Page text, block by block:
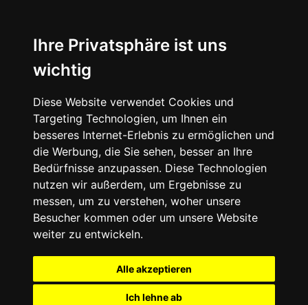
Ihre Privatsphäre ist uns
wichtig
Diese Website verwendet Cookies und
Targeting Technologien, um Ihnen ein
besseres Internet-Erlebnis zu ermöglichen und
die Werbung, die Sie sehen, besser an Ihre
Bedürfnisse anzupassen. Diese Technologien
nutzen wir außerdem, um Ergebnisse zu
messen, um zu verstehen, woher unsere
Besucher kommen oder um unsere Website
weiter zu entwickeln.
Alle akzeptieren
Ich lehne ab